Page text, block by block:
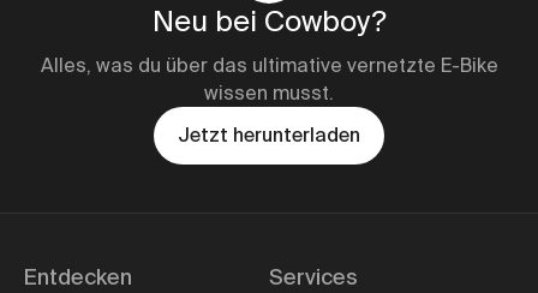
Neu bei Cowboy?
Alles, was du über das ultimative vernetzte E-Bike
wissen musst.
Jetzt herunterladen
Entdecken Services